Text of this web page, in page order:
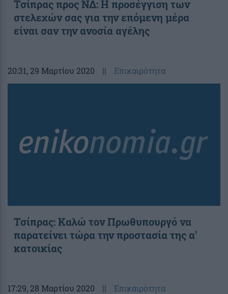
Τσίπρας προς ΝΔ: Η προσέγγιση των
στελεχών σας για την επόμενη μέρα
είναι σαν την ανοσία αγέλης
20:31, 29 Μαρτίου 2020 || Επικαιρότητα
Τσίπρας: Καλώ τον Πρωθυπουργό να
παρατείνει τώρα την προστασία της α’
κατοικίας
17:29, 28 Μαρτίου 2020 || Επικαιρότητα